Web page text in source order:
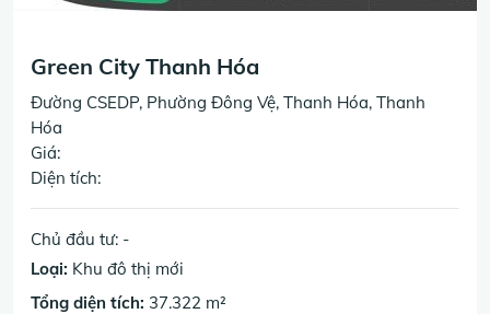
Green City Thanh Hóa
Đường CSEDP, Phường Đông Vệ, Thanh Hóa, Thanh
Hóa
Giá:
Diện tích:
Chủ đầu tư: -
Loại: Khu đô thị mới
Tổng diện tích: 37.322 m²